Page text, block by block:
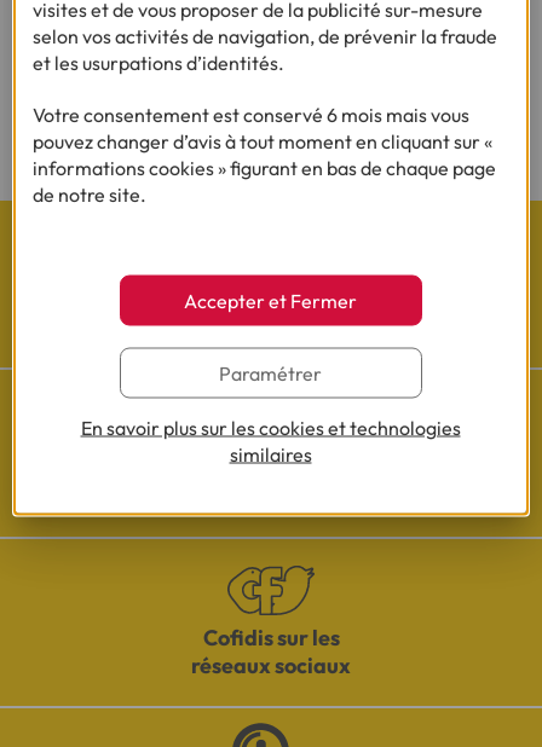
(1) Vous recevrez ensuite un contrat pré-rempli qu'il vous faudra nous
renvoyer complété, daté, signé et accompagné des justificatifs demandés en
vue d'une acceptation définitive.
(2) Sous réserve d’acceptation de votre dossier et à l’issue du délai légal de
Les actualités Cofidis
Cofidis sur les
réseaux sociaux
visites et de vous proposer de la publicité sur-mesure
selon vos activités de navigation, de prévenir la fraude
et les usurpations d’identités.
Votre consentement est conservé 6 mois mais vous
pouvez changer d’avis à tout moment en cliquant sur «
informations cookies » figurant en bas de chaque page
de notre site.
Accepter et Fermer
Paramétrer
En savoir plus sur les cookies et technologies
similaires